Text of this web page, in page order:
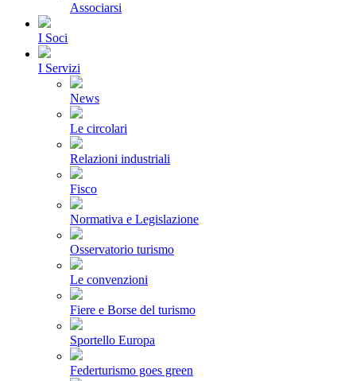
Associarsi
I Soci
I Servizi
News
Le circolari
Relazioni industriali
Fisco
Normativa e Legislazione
Osservatorio turismo
Le convenzioni
Fiere e Borse del turismo
Sportello Europa
Federturismo goes green